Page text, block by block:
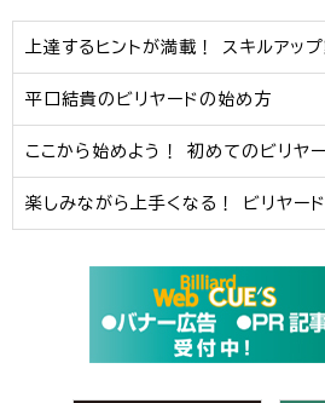
上達するヒントが満載！ スキルアップ
平口結貴のビリヤードの始め方
ここから始めよう！ 初めてのビリヤ
楽しみながら上手くなる！ ビリヤード